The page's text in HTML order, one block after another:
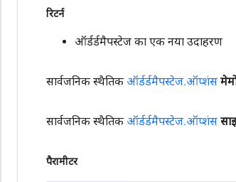
रिटर्न
ऑर्डर्डमैपस्टेज का एक नया उदाहरण
सार्वजनिक स्थैतिक ऑर्डर्डमैपस्टेज.ऑप्शंस
सार्वजनिक स्थैतिक ऑर्डर्डमैपस्टेज.ऑप्शंस
पैरामीटर